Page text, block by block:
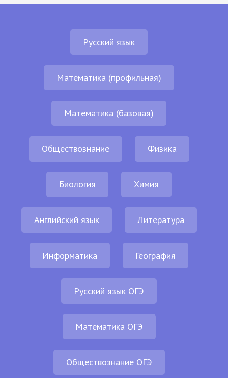
Русский язык
Математика (профильная)
Математика (базовая)
Обществознание Физика
Биология Химия
Английский язык Литература
Информатика География
Русский язык ОГЭ
Математика ОГЭ
Обществознание ОГЭ